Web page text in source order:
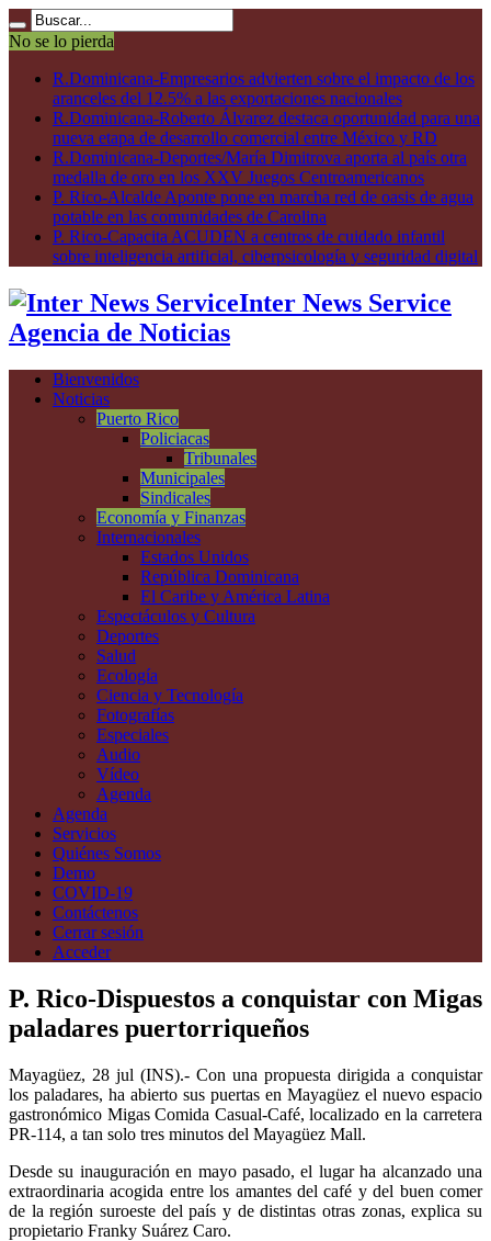
No se lo pierda
R.Dominicana-Empresarios advierten sobre el impacto de los
aranceles del 12.5% a las exportaciones nacionales
R.Dominicana-Roberto Álvarez destaca oportunidad para una
nueva etapa de desarrollo comercial entre México y RD
R.Dominicana-Deportes/María Dimitrova aporta al país otra
medalla de oro en los XXV Juegos Centroamericanos
P. Rico-Alcalde Aponte pone en marcha red de oasis de agua
potable en las comunidades de Carolina
P. Rico-Capacita ACUDEN a centros de cuidado infantil
sobre inteligencia artificial, ciberpsicología y seguridad digital
Inter News Service
Agencia de Noticias
Bienvenidos
Noticias
Puerto Rico
Policiacas
Tribunales
Municipales
Sindicales
Economía y Finanzas
Internacionales
Estados Unidos
República Dominicana
El Caribe y América Latina
Espectáculos y Cultura
Deportes
Salud
Ecología
Ciencia y Tecnología
Fotografías
Especiales
Audio
Vídeo
Agenda
Agenda
Servicios
Quiénes Somos
Demo
COVID-19
Contáctenos
Cerrar sesión
Acceder
P. Rico-Dispuestos a conquistar con Migas
paladares puertorriqueños
Mayagüez, 28 jul (INS).- Con una propuesta dirigida a conquistar
los paladares, ha abierto sus puertas en Mayagüez el nuevo espacio
gastronómico Migas Comida Casual-Café, localizado en la carretera
PR-114, a tan solo tres minutos del Mayagüez Mall.
Desde su inauguración en mayo pasado, el lugar ha alcanzado una
extraordinaria acogida entre los amantes del café y del buen comer
de la región suroeste del país y de distintas otras zonas, explica su
propietario Franky Suárez Caro.